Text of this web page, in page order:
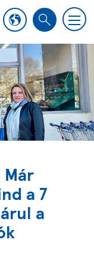
S
r
c
h
M
e
n
u
a 7
a